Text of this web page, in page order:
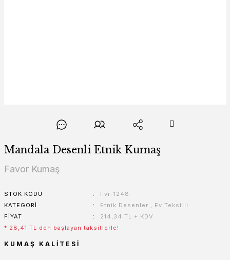
Mandala Desenli Etnik Kumaş
Favor Kumaş
STOK KODU
Fvr-1248
KATEGORI
Etnik Desenler , Ev Tekstili
FIYAT
214,34 TL + KDV
* 28,41 TL den başlayan taksitlerle!
KUMAŞ KALITESI